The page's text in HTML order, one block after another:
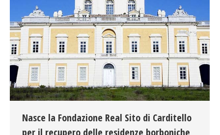
Nasce la Fondazione Real Sito di Carditello
per il recupero delle residenze borboniche